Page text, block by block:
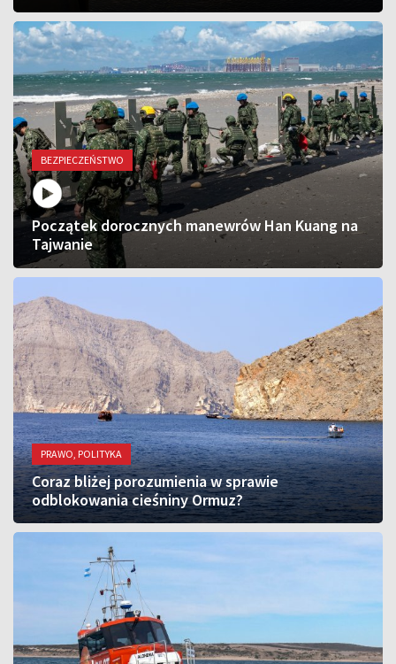
BEZPIECZEŃSTWO
Początek dorocznych manewrów Han Kuang na
Tajwanie
PRAWO, POLITYKA
Coraz bliżej porozumienia w sprawie
odblokowania cieśniny Ormuz?